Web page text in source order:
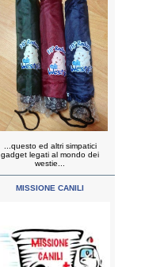
...questo ed altri simpatici
gadget legati al mondo dei
westie...
MISSIONE CANILI